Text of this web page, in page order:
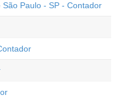
Paulo - SP - Contador